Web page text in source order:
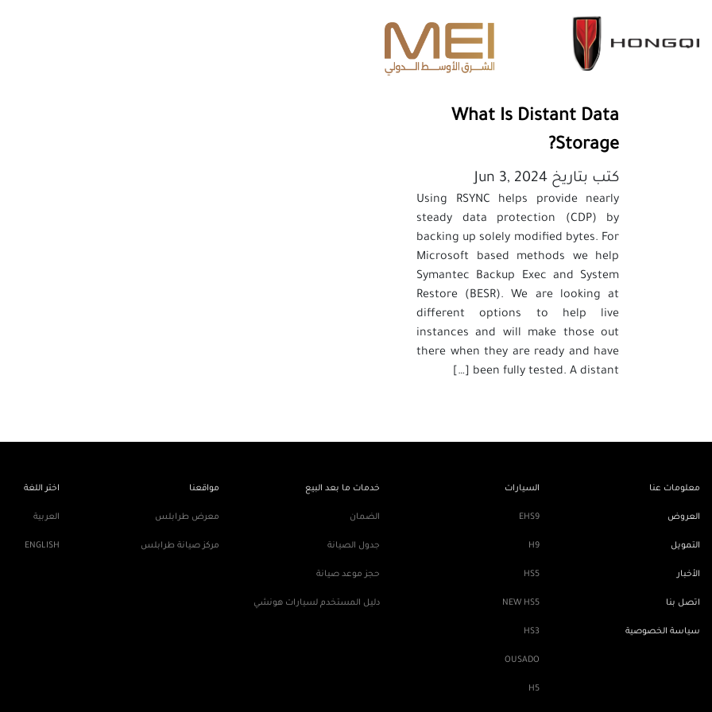
What Is Distant Data
Storage?
كتب بتاريخ Jun 3, 2024
Using RSYNC helps provide nearly
steady data protection (CDP) by
backing up solely modified bytes. For
Microsoft based methods we help
Symantec Backup Exec and System
Restore (BESR). We are looking at
different options to help live
instances and will make those out
there when they are ready and have
been fully tested. A distant […]
معلومات عنا
العروض
التمويل
الأخبار
اتصل بنا
سياسة الخصوصية
السيارات
EHS9
H9
HS5
NEW HS5
HS3
OUSADO
H5
خدمات ما بعد البيع
الضمان
جدول الصيانة
حجز موعد صيانة
دليل المستخدم لسيارات هونشي
مواقعنا
معرض طرابلس
مركز صيانة طرابلس
اختر اللغة
العربية
ENGLISH